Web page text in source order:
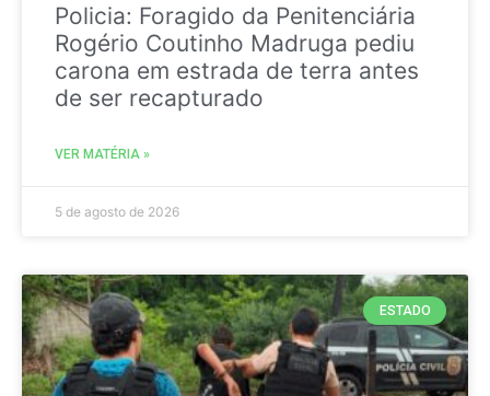
Policia: Foragido da Penitenciária
Rogério Coutinho Madruga pediu
carona em estrada de terra antes
de ser recapturado
VER MATÉRIA »
5 de agosto de 2026
ESTADO